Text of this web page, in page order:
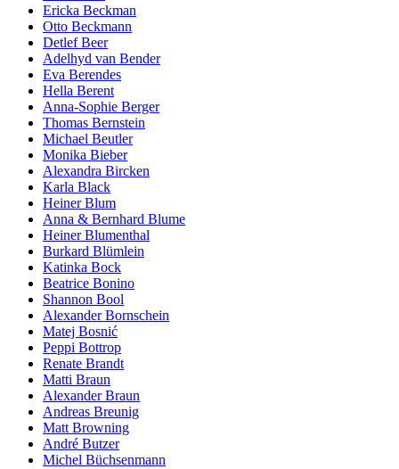
Ericka Beckman
Otto Beckmann
Detlef Beer
Adelhyd van Bender
Eva Berendes
Hella Berent
Anna-Sophie Berger
Thomas Bernstein
Michael Beutler
Monika Bieber
Alexandra Bircken
Karla Black
Heiner Blum
Anna & Bernhard Blume
Heiner Blumenthal
Burkard Blümlein
Katinka Bock
Beatrice Bonino
Shannon Bool
Alexander Bornschein
Matej Bosnić
Peppi Bottrop
Renate Brandt
Matti Braun
Alexander Braun
Andreas Breunig
Matt Browning
André Butzer
Michel Büchsenmann